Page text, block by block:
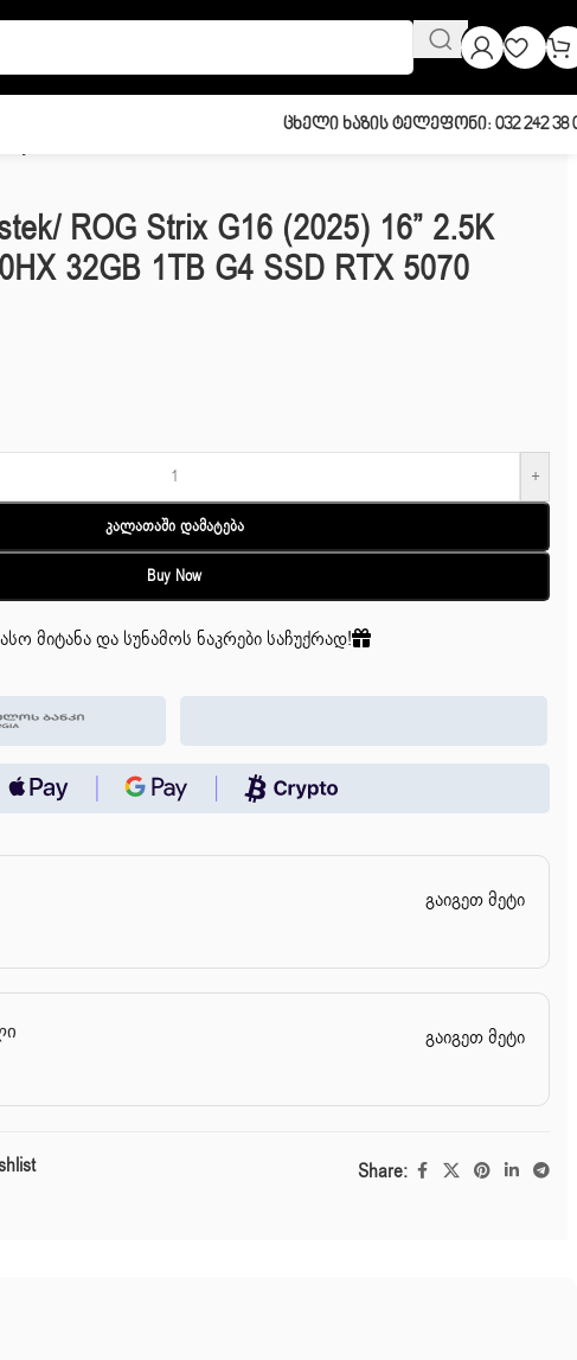
Ცხელი Ხაზის Ტელეფონი: 032 242 38
ROG Strix G16 (2025) 16” 2.5K
32GB 1TB G4 SSD RTX 5070
+
Კალათაში Დამატება
Buy Now
მიტანა და სუნამოს ნაკრები საჩუქრად!
გაიგეთ მეტი
გაიგეთ მეტი
Share: